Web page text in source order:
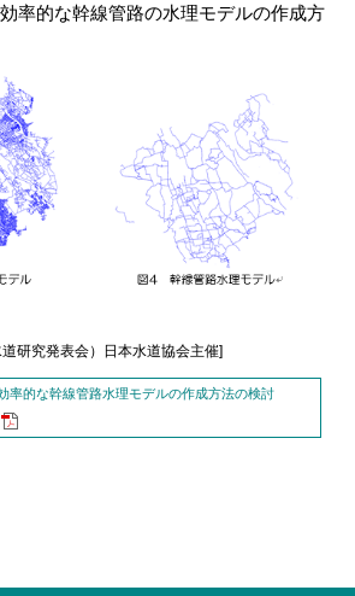
率的な幹線管路の水理モデルの作成方
研究発表会）日本水道協会主催]
率的な幹線管路水理モデルの作成方法の検討